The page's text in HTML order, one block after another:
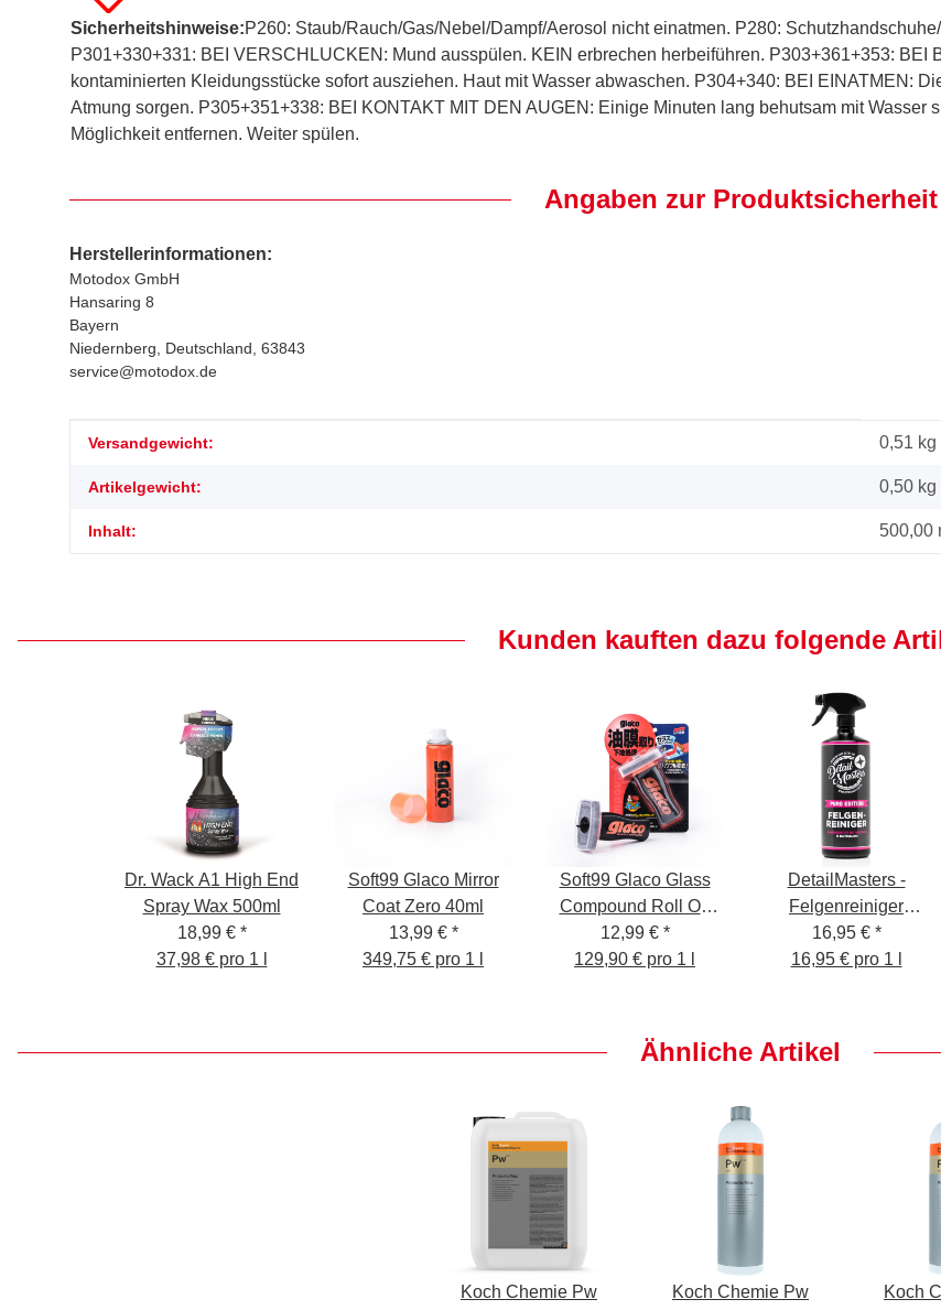
Sicherheitshinweise:P260: Staub/Rauch/Gas/Nebel/Dampf/Aerosol nicht einatmen. P280:
P301+330+331: BEI VERSCHLUCKEN: Mund ausspülen. KEIN erbrechen herbeiführen. P303+361+353:
kontaminierten Kleidungsstücke sofort ausziehen. Haut mit Wasser abwaschen. P304+340: BEI EINATMEN:
Atmung sorgen. P305+351+338: BEI KONTAKT MIT DEN AUGEN: Einige Minuten lang behutsam mit Wasser
Möglichkeit entfernen. Weiter spülen.
Angaben zur Produktsicherheit
Herstellerinformationen:
Motodox GmbH
Hansaring 8
Bayern
Niedernberg, Deutschland, 63843
service@motodox.de
Produkteigenschaft
Wert
Versandgewicht: 0,51 kg
Artikelgewicht: 0,50 kg
Inhalt: 500,00
Kunden kauften dazu folgende
Dr. Wack A1 High End
Spray Wax 500ml
18,99 € *
37,98 € pro 1 l
Soft99 Glaco Mirror
Coat Zero 40ml
13,99 € *
349,75 € pro 1 l
Soft99 Glaco Glass
Compound Roll On
100ml
12,99 € *
129,90 € pro 1 l
DetailMasters -
Felgenreiniger
1000ML - Säurefrei
16,95 € *
16,95 € pro 1 l
Ähnliche Artikel
Koch Chemie Pw
Koch Chemie Pw
Koch